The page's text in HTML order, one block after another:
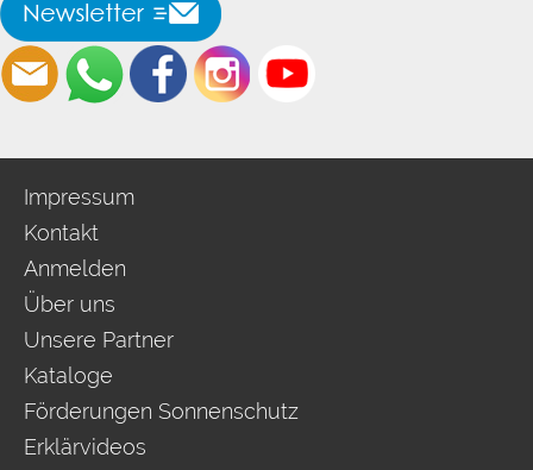
Impressum
Kontakt
Anmelden
Über uns
Unsere Partner
Kataloge
Förderungen Sonnenschutz
Erklärvideos